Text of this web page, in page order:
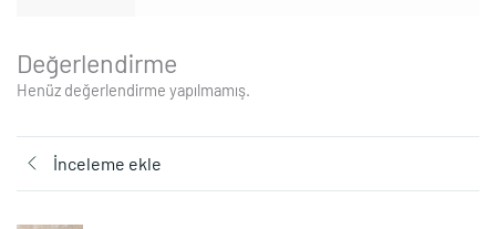
Değerlendirme
Henüz değerlendirme yapılmamış.
İnceleme ekle